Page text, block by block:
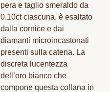
pera e taglio smeraldo da
0,10ct ciascuna, è esaltato
dalla cornice e dai
diamanti microincastonati
presenti sulla catena. La
discreta lucentezza
dell’oro bianco che
compone questa collana in